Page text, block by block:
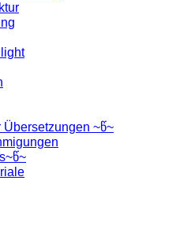
~წ~